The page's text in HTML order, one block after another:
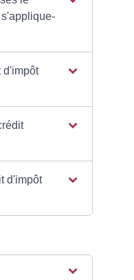
d'impôt
d'impôt